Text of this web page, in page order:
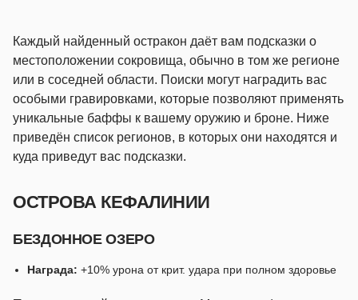
Каждый найденный остракон даёт вам подсказки о
местоположении сокровища, обычно в том же регионе
или в соседней области. Поиски могут наградить вас
особыми гравировками, которые позволяют применять
уникальные баффы к вашему оружию и броне. Ниже
приведён список регионов, в которых они находятся и
куда приведут вас подсказки.
ОСТРОВА КЕФАЛИНИИ
БЕЗДОННОЕ ОЗЕРО
Награда: +10% урона от крит. удара при полном здоровье